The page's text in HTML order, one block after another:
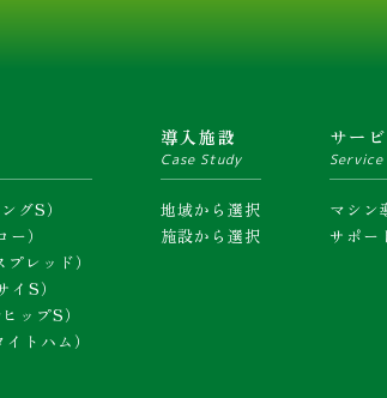
グS）
）
レッド）
S）
ップS）
トハム）
導入施設
Case Study
地域から選択
施設から選択
サー
Service
マシン
サポー